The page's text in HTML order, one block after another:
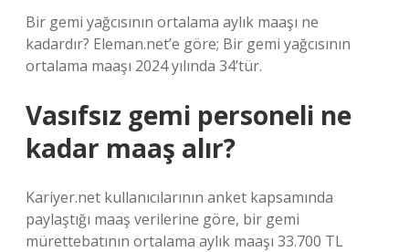
Bir gemi yağcısının ortalama aylık maaşı ne
kadardır? Eleman.net’e göre; Bir gemi yağcısının
ortalama maaşı 2024 yılında 34’tür.
Vasıfsız gemi personeli ne
kadar maaş alır?
Kariyer.net kullanıcılarının anket kapsamında
paylaştığı maaş verilerine göre, bir gemi
mürettebatının ortalama aylık maaşı 33.700 TL